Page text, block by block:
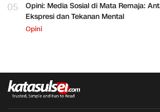
05
Opini: Media Sosial di Mata Remaja:
Ekspresi dan Tekanan Mental
Opini